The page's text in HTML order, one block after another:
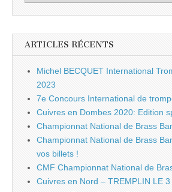
ARTICLES RÉCENTS
Michel BECQUET International
2023
7e Concours International de
Cuivres en Dombes 2020: Edition
Championnat National de Brass
Championnat National de Brass
vos billets !
CMF Championnat National de
Cuivres en Nord – TREMPLIN LE